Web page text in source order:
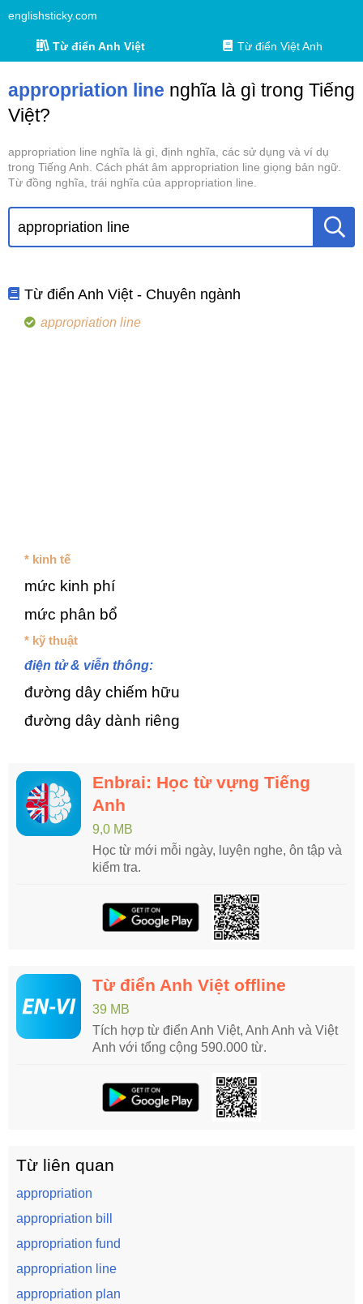
englishsticky.com
Từ điển Anh Việt Từ điển Việt Anh
appropriation line nghĩa là gì trong Tiếng
Việt?
appropriation line nghĩa là gì, định nghĩa, các sử dụng và ví dụ
trong Tiếng Anh. Cách phát âm appropriation line giọng bản ngữ.
Từ đồng nghĩa, trái nghĩa của appropriation line.
Từ điển Anh Việt - Chuyên ngành
appropriation line
* kinh tế
mức kinh phí
mức phân bổ
* kỹ thuật
điện tử & viễn thông:
đường dây chiếm hữu
đường dây dành riêng
Enbrai: Học từ vựng Tiếng
Anh
9,0 MB
Học từ mới mỗi ngày, luyện nghe, ôn tập và
kiểm tra.
Từ điển Anh Việt offline
39 MB
Tích hợp từ điển Anh Việt, Anh Anh và Việt
Anh với tổng cộng 590.000 từ.
Từ liên quan
appropriation
appropriation bill
appropriation fund
appropriation line
appropriation plan